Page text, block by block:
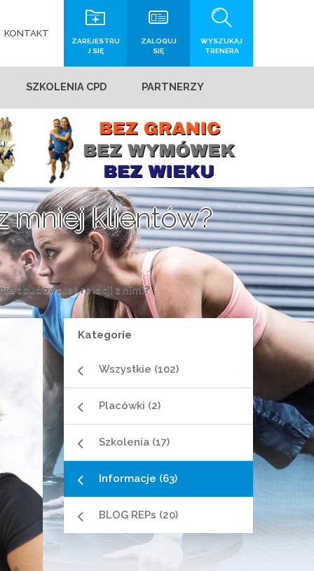
KONTAKT
WYSZUKAJ
TRENERA
ZALOGUJ
SIĘ
ZAREJESTRU
J SIĘ
SZKOLENIA CPD PARTNERZY
mniej klientów?
zbudowałeś relacji z nimi?
Kategorie
Wszystkie (102)
Placówki (2)
Szkolenia (17)
Informacje (63)
BLOG REPs (20)